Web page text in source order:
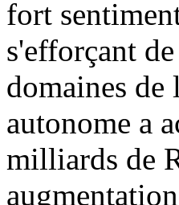
fort
s'efforçant
domaines
autonome a
milliards de